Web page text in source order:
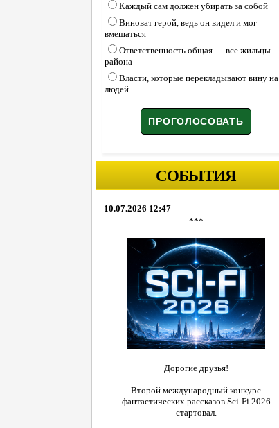
Каждый сам должен убирать за собой
Виноват герой, ведь он видел и мог
вмешаться
Ответственность общая — все жильцы
района
Власти, которые перекладывают вину на
людей
СОБЫТИЯ
10.07.2026 12:47
***
Дорогие друзья!
Второй международный конкурс
фантастических рассказов Sci-Fi 2026
стартовал.